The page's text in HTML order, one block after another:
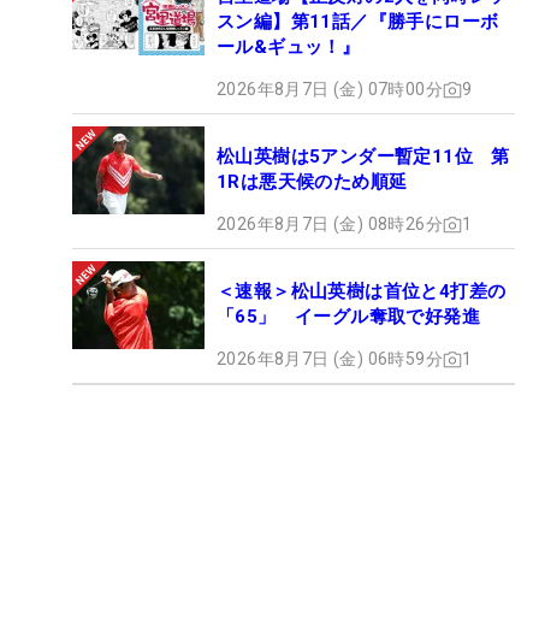
スン編】第11話／『勝手にローボ
ール&ギュッ！』
2026年8月7日 (金) 07時00分 9
松山英樹は5アンダー暫定11位 第
1Rは悪天候のため順延
2026年8月7日 (金) 08時26分 1
＜速報＞松山英樹は首位と4打差の
「65」 イーグル奪取で好発進
2026年8月7日 (金) 06時59分 1